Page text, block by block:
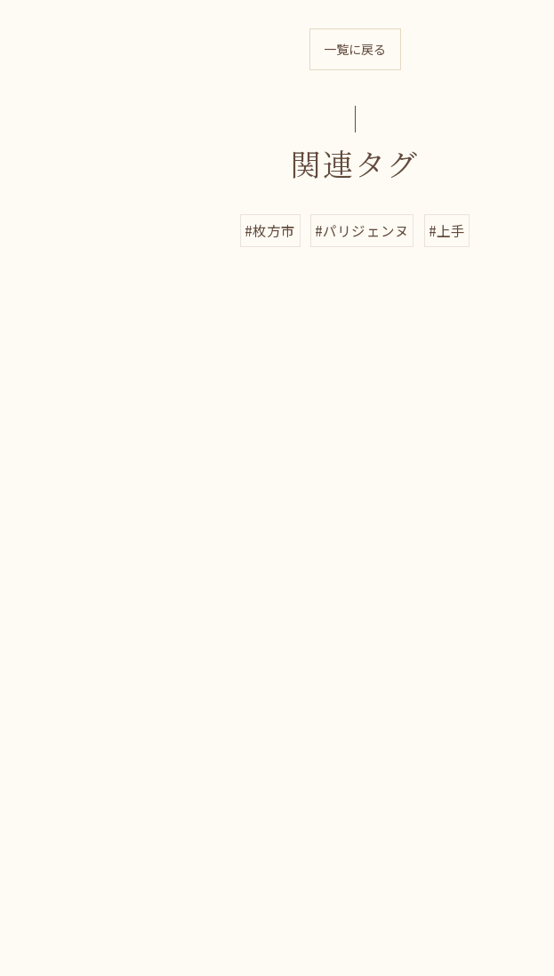
一覧に戻る
関連タグ
#枚方市 #パリジェンヌ #上手